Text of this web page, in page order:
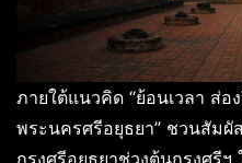
ภายใต้แนวคิด “ย้อนเวลา ส่อ
พระนครศรีอยุธยา” ชวนสัมผั